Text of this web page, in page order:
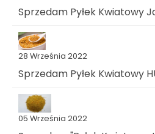
Sprzedam Pyłek Kwiatowy
28 Września 2022
Sprzedam Pyłek Kwiatowy
05 Września 2022